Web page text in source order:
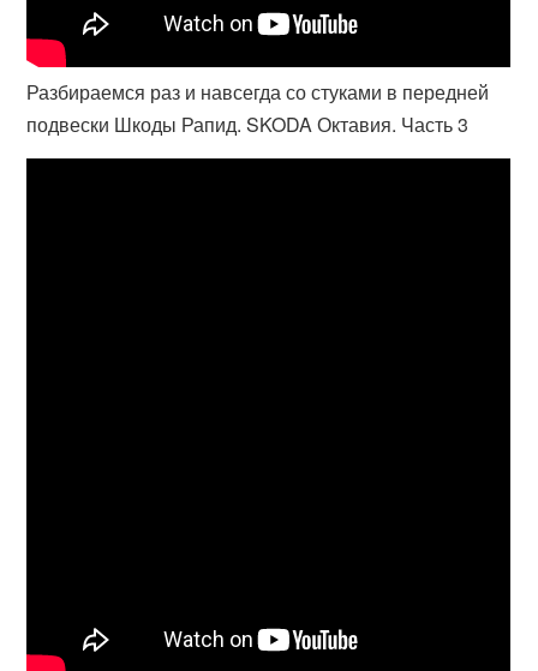
Разбираемся раз и навсегда со стуками в передней
подвески Шкоды Рапид. SKODA Октавия. Часть 3